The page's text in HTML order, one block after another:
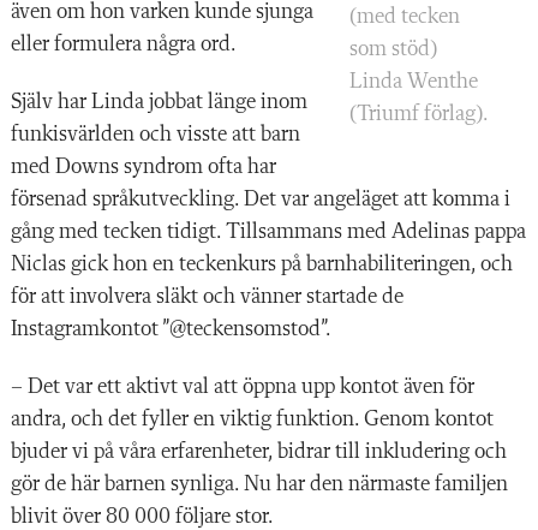
(med tecken
som stöd)
Linda Wenthe
(Triumf förlag).
även om hon varken kunde sjunga
eller formulera några ord.
Själv har Linda jobbat länge inom
funkisvärlden och visste att barn
med Downs syndrom ofta har
försenad språkutveckling. Det var angeläget att komma i
gång med tecken tidigt. Tillsammans med Adelinas pappa
Niclas gick hon en teckenkurs på barnhabiliteringen, och
för att involvera släkt och vänner startade de
Instagramkontot ”@teckensomstod”.
– Det var ett aktivt val att öppna upp kontot även för
andra, och det fyller en viktig funktion. Genom kontot
bjuder vi på våra erfarenheter, bidrar till inkludering och
gör de här barnen synliga. Nu har den närmaste familjen
blivit över 80 000 följare stor.